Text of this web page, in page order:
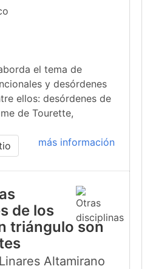
el tema de
y desórdenes
ellos: desórdenes de
de Tourette,
más información
de los
triángulo son
Altamirano